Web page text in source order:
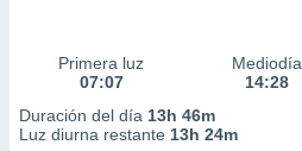
Primera luz
07:07
Mediodía
14:28
Duración del día 13h 46m
Luz diurna restante 13h 24m